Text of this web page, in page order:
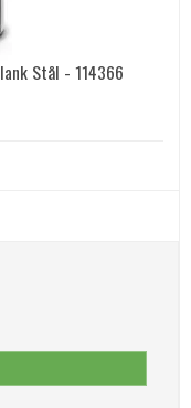
Stål - 114366